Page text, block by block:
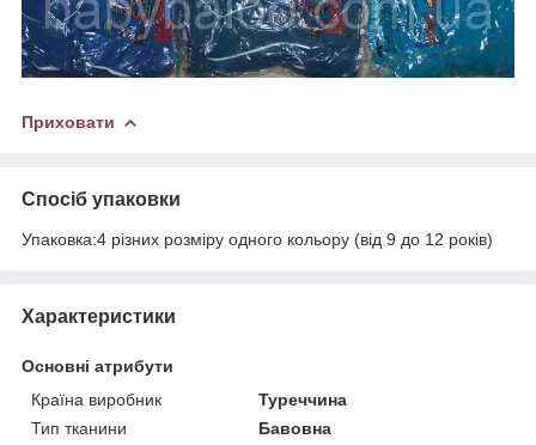
Приховати
Спосіб упаковки
Упаковка:4 різних розміру одного кольору (від 9 до 12 років)
Характеристики
Основні атрибути
Країна виробник
Туреччина
Тип тканини
Бавовна